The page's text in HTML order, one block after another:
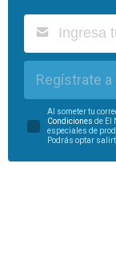
Regístrate a
Al someter tu
Condiciones de El
especiales de
Podrás optar